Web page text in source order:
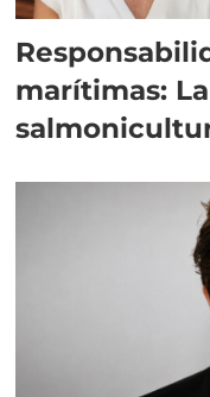
marítimas: